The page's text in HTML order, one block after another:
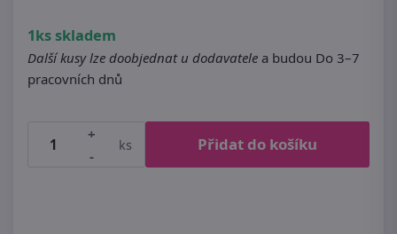
1ks skladem
Další kusy lze doobjednat u dodavatele a budou Do 3–7
pracovních dnů
+
-
ks Přidat do košíku